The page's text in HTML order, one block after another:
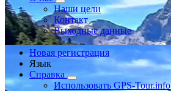
Наши цели
Контакт
Выходные данные
Новая регистрация
Язык
Справка
Использовать GPS-Tour.info